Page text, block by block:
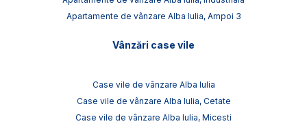
Apartamente de vânzare Alba Iulia, Ampoi 3
Vânzări case vile
Case vile de vânzare Alba Iulia
Case vile de vânzare Alba Iulia, Cetate
Case vile de vânzare Alba Iulia, Micesti